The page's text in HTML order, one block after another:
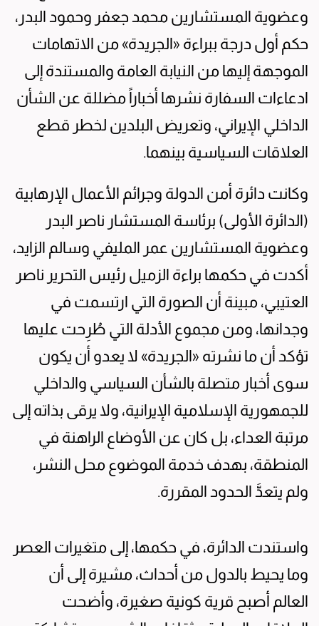
وعضوية المستشارين محمد جعفر وحمود البدر،
حكم أول درجة ببراءة «الجريدة» من الاتهامات
الموجهة إليها من النيابة العامة والمستندة إلى
ادعاءات السفارة نشرها أخباراً مضللة عن الشأن
الداخلي الإيراني، وتعريض البلدين لخطر قطع
العلاقات السياسية بينهما.
وكانت دائرة أمن الدولة وجرائم الأعمال الإرهابية
(الدائرة الأولى) برئاسة المستشار ناصر البدر
وعضوية المستشارين عمر المليفي وسالم الزايد،
أكدت في حكمها براءة الزميل رئيس التحرير ناصر
العتيبي، مبينة أن الصورة التي ارتسمت في
وجدانها، ومن مجموع الأدلة التي طُرِحت عليها
تؤكد أن ما نشرته «الجريدة» لا يعدو أن يكون
سوى أخبار متصلة بالشأن السياسي والداخلي
للجمهورية الإسلامية الإيرانية، ولا يرقى بذاته إلى
مرتبة العداء، بل كان عن الأوضاع الراهنة في
المنطقة، بهدف خدمة الموضوع محل النشر،
ولم يتعدَّ الحدود المقررة.
واستندت الدائرة، في حكمها، إلى متغيرات العصر
وما يحيط بالدول من أحداث، مشيرة إلى أن
العالم أصبح قرية كونية صغيرة، وأضحت